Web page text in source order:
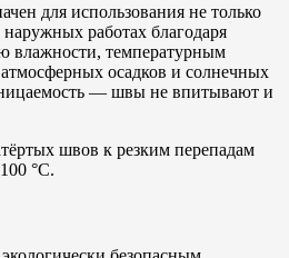
для использования не только
работах благодаря
влажности, температурным
осадков и солнечных
— швы не впитывают и
швов к резким перепадам
°С.